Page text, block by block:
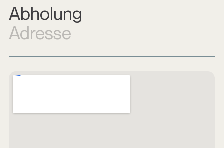
Abholung
Adresse